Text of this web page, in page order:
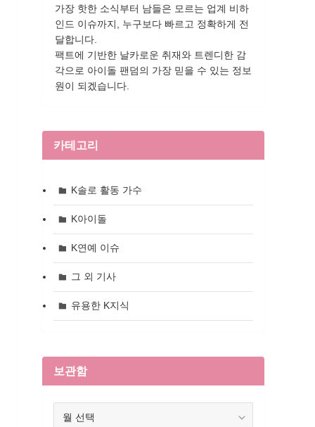
가장 핫한 소식부터 남들은 모르는 업계 비하
인드 이슈까지, 누구보다 빠르고 정확하게 전
달합니다.
팩트에 기반한 날카로운 취재와 트렌디한 감
각으로 아이돌 팬덤의 가장 믿을 수 있는 정보
원이 되겠습니다.
카테고리
K솔로 활동 가수
K아이돌
K연예 이슈
그 외 기사
유용한 K지식
보관함